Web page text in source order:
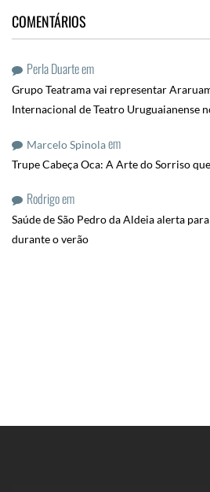
COMENTÁRIOS
Perla Duarteem
Grupo Teatrama vai representar
Internacional de Teatro Uruguaianense
Marcelo Spinolaem
Trupe Cabeça Oca: A Arte do Sorriso
Rodrigoem
Saúde de São Pedro da Aldeia alerta
durante o verão